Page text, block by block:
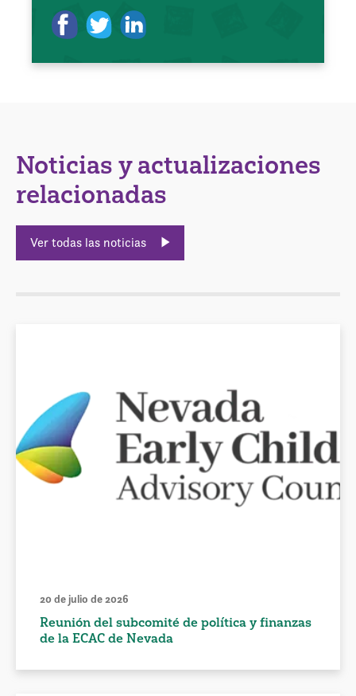
Noticias y actualizaciones
relacionadas
Ver todas las noticias
20 de julio de 2026
Reunión del subcomité de política y finanzas
de la ECAC de Nevada